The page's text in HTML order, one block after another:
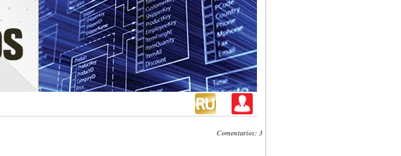
Comentarios: 3